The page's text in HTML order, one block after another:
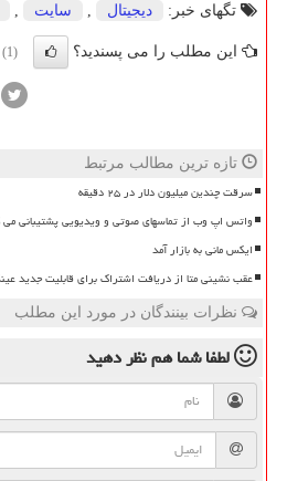
تگهای خبر:
دیجیتال سایت
این مطلب را می پسندید؟ (1)
تازه ترین مطالب مرتبط
سرقت چندین میلیون دلار در ۲۵ دقیقه
واتس اپ وب از تماسهای صوتی و ویدیویی پشتیبانی می
ایکس مانی به بازار آمد
عقب نشینی متا از دریافت اشتراک برای قابلیت جدید
نظرات بینندگان در مورد این مطلب
لطفا شما همنظر دهید